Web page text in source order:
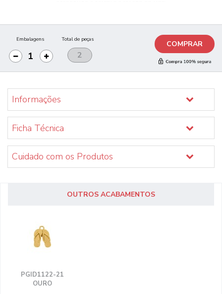
Embalagens Total de peças COMPRAR
Informações
Ficha Técnica
Cuidado com os Produtos
OUTROS ACABAMENTOS
PGID1122-21
OURO